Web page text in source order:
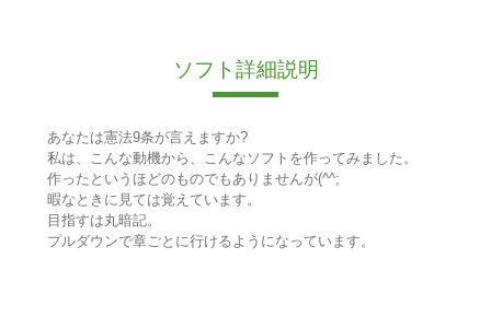
ソフト詳細説明
あなたは憲法9条が言えますか?
私は、こんな動機から、こんなソフトを作ってみました。
作ったというほどのものでもありませんが(^^;
暇なときに見ては覚えています。
目指すは丸暗記。
プルダウンで章ごとに行けるようになっています。